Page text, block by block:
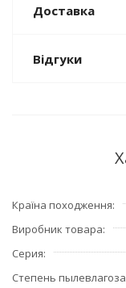
Доставка
Відгуки
Країна походження
Виробник товара
Серия
Степень